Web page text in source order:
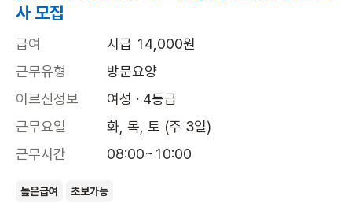
사 모집
급여
시급 14,000원
근무유형
방문요양
어르신정보
여성 · 4등급
근무요일
화, 목, 토 (주 3일)
근무시간
08:00~10:00
높은급여 초보가능